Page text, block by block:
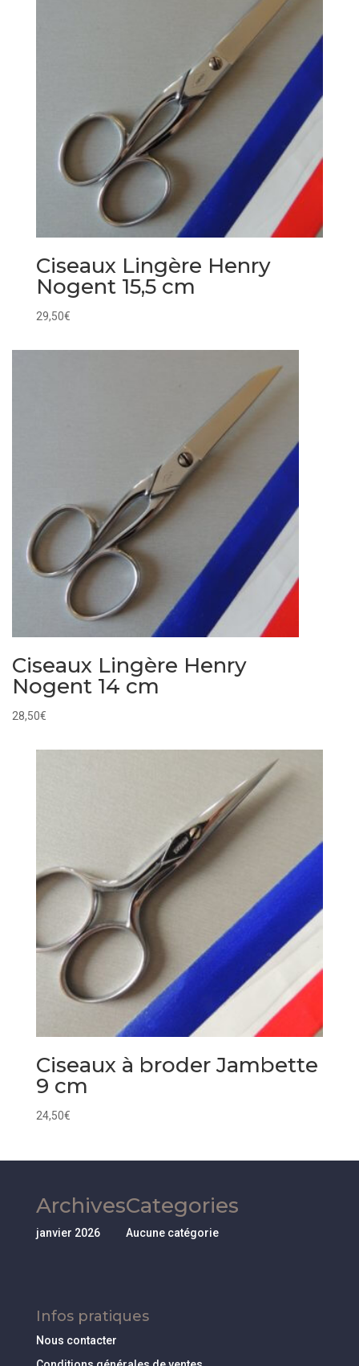
Ciseaux Lingère Henry
Nogent 15,5 cm
29,50€
Ciseaux Lingère Henry
Nogent 14 cm
28,50€
Ciseaux à broder Jambette
9 cm
24,50€
Archives
janvier 2026
Categories
Aucune catégorie
Infos pratiques
Nous contacter